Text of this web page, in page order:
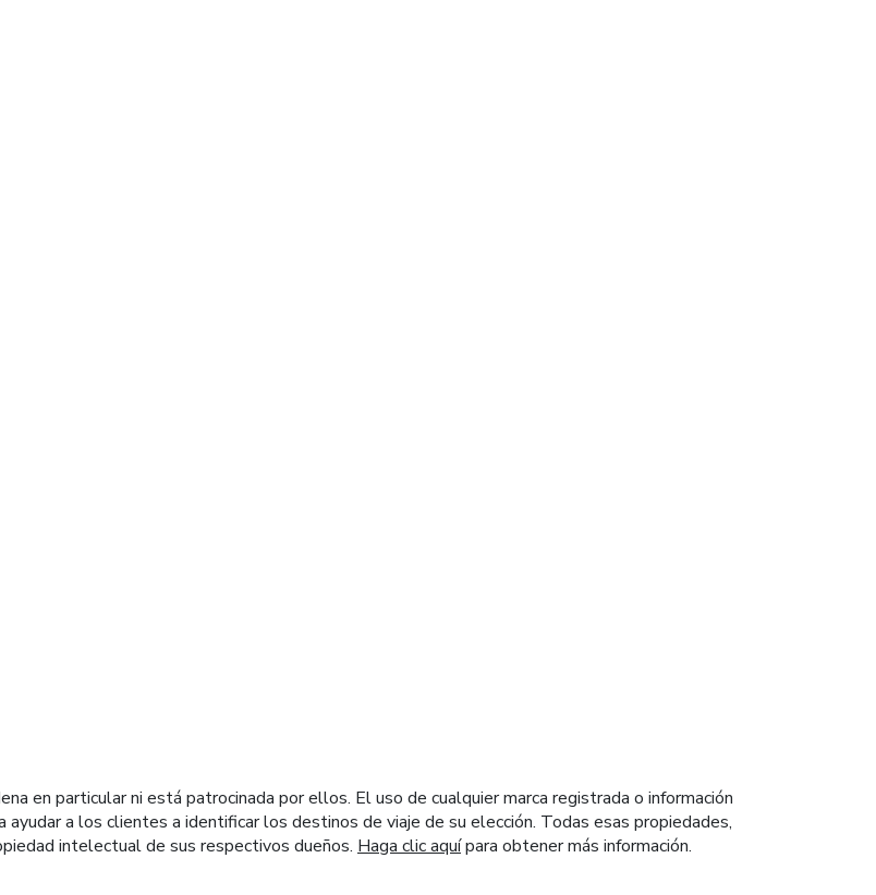
en particular ni está patrocinada por ellos. El uso de cualquier marca registrada o información
a los clientes a identificar los destinos de viaje de su elección. Todas esas propiedades,
intelectual de sus respectivos dueños. Haga clic aquípara obtener más información.